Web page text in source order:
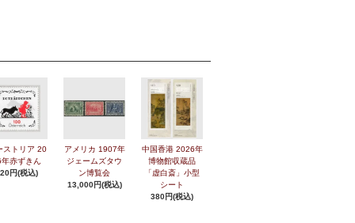
ストリア 20
赤ずきん
円(税込)
アメリカ 1907年
ジェームズタウ
ン博覧会
13,000円(税込)
中国香港 2026年
博物館収蔵品
「虚白斎」小型
シート
380円(税込)